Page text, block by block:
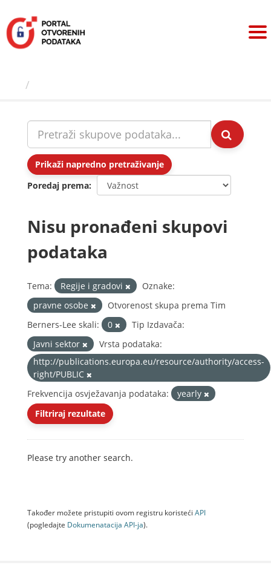
sadržaj
Prikaži napredno pretraživanje
Poredaj prema
Nisu pronađeni skupovi
podataka
Tema: Regije i gradovi
Oznake:
pravne osobe
Otvorenost skupa prema Tim
Berners-Lee skali:
0
Tip Izdavača:
Javni sektor
Vrsta podataka:
http://publications.europa.eu/resource/authority/access-
right/PUBLIC
Frekvencija osvježavanja podataka:
yearly
Filtriraj rezultate
Please try another search.
Također možete pristupiti ovom registru koristeći API
(pogledajte Dokumenаtаcijа API-jа).